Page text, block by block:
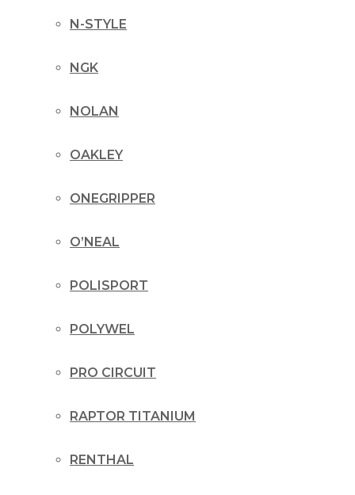
N-STYLE
NGK
NOLAN
OAKLEY
ONEGRIPPER
O’NEAL
POLISPORT
POLYWEL
PRO CIRCUIT
RAPTOR TITANIUM
RENTHAL